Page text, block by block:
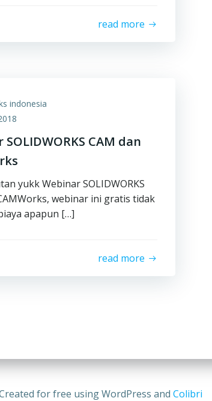
read more
indonesia
CAM dan
yukk Webinar SOLIDWORKS
webinar ini gratis tidak
apapun […]
read more
for free using WordPress and Colibri